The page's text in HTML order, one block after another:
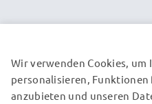
UNSERE
Wir verwenden Cookies, um
personalisieren, Funktionen
anzubieten und unseren